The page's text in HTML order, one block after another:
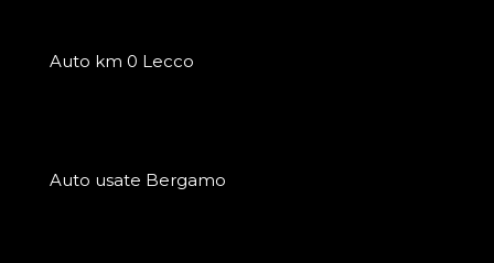
Auto km 0 Lecco
Auto usate Bergamo